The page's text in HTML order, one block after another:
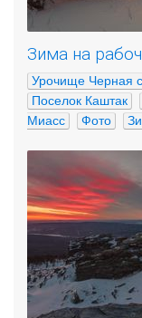
Зима на
Урочище Черная
Поселок Каштак
Миасс
Фото